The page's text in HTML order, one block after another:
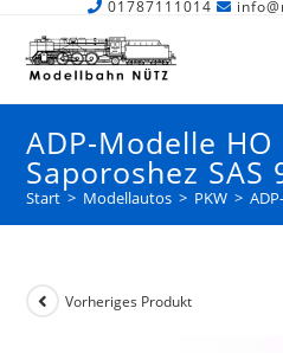
01787111014
ADP-Modelle HO
Saporoshez SAS
Start > Modellautos > PKW >
Vorheriges Produkt